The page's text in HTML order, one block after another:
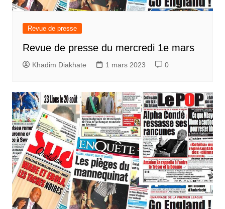
Revue de presse
Revue de presse du mercredi 1e mars
Khadim Diakhate 1 mars 2023 0